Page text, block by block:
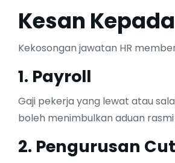
Kesan
Kekosongan jawatan HR
1. Payroll
Gaji pekerja yang lewat atau
boleh menimbulkan aduan
2. Pengurusan